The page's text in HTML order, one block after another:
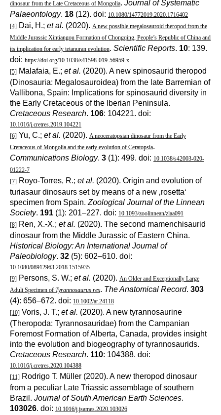
dinosaur from the Late Cretaceous of Mongolia. Journal of Systematic
Palaeontology. 18 (12). doi: 10.1080/14772019.2020.1716402
[4] Dai, H.; et al. (2020). A new possible megalosauroid theropod from the
Middle Jurassic Xintiangou Formation of Chongqing, People’s Republic of China and
its implication for early tetanuran evolution. Scientific Reports. 10: 139.
doi: https://doi.org/10.1038/s41598-019-56959-x
[5] Malafaia, E.; et al. (2020). A new spinosaurid theropod
(Dinosauria: Megalosauroidea) from the late Barremian of
Vallibona, Spain: Implications for spinosaurid diversity in
the Early Cretaceous of the Iberian Peninsula.
Cretaceous Research. 106: 104221. doi:
10.1016/j.cretres.2019.104221
[6] Yu, C.; et al. (2020). A neoceratopsian dinosaur from the Early
Cretaceous of Mongolia and the early evolution of Ceratopsia.
Communications Biology. 3 (1): 499. doi: 10.1038/s42003-020-
01222-7
[7] Royo-Torres, R.; et al. (2020). Origin and evolution of
turiasaur dinosaurs set by means of a new ‚rosetta‘
specimen from Spain. Zoological Journal of the Linnean
Society. 191 (1): 201–227. doi: 10.1093/zoolinnean/zlaa091
[8] Ren, X.-X.; et al. (2020). The second mamenchisaurid
dinosaur from the Middle Jurassic of Eastern China.
Historical Biology: An International Journal of
Paleobiology. 32 (5): 602–610. doi:
10.1080/08912963.2018.1515935
[9] Persons, S. W.; et al. (2020). An Older and Exceptionally Large
Adult Specimen of Tyrannosaurus rex. The Anatomical Record. 303
(4): 656–672. doi: 10.1002/ar.24118
[10] Voris, J. T.; et al. (2020). A new tyrannosaurine
(Theropoda: Tyrannosauridae) from the Campanian
Foremost Formation of Alberta, Canada, provides insight
into the evolution and biogeography of tyrannosaurids.
Cretaceous Research. 110: 104388. doi:
10.1016/j.cretres.2020.104388
[11] Rodrigo T. Müller (2020). A new theropod dinosaur
from a peculiar Late Triassic assemblage of southern
Brazil. Journal of South American Earth Sciences.
103026. doi: 10.1016/j.jsames.2020.103026